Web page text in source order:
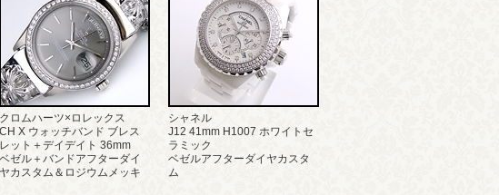
クロムハーツ×ロレックス
CH X ウォッチバンド ブレス
レット＋デイデイト 36mm
ベゼル＋バンドアフターダイ
ヤカスタム＆ロジウムメッキ
シャネル
J12 41mm H1007 ホワイトセ
ラミック
ベゼルアフターダイヤカスタ
ム